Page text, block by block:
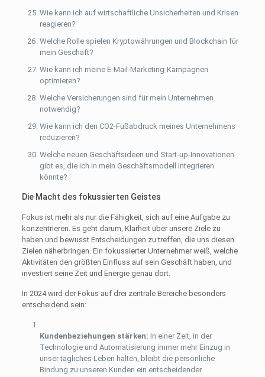
Wie kann ich auf wirtschaftliche Unsicherheiten und Krisen
reagieren?
Welche Rolle spielen Kryptowährungen und Blockchain für
mein Geschäft?
Wie kann ich meine E-Mail-Marketing-Kampagnen
optimieren?
Welche Versicherungen sind für mein Unternehmen
notwendig?
Wie kann ich den CO2-Fußabdruck meines Unternehmens
reduzieren?
Welche neuen Geschäftsideen und Start-up-Innovationen
gibt es, die ich in mein Geschäftsmodell integrieren
könnte?
Die Macht des fokussierten Geistes
Fokus ist mehr als nur die Fähigkeit, sich auf eine Aufgabe zu
konzentrieren. Es geht darum, Klarheit über unsere Ziele zu
haben und bewusst Entscheidungen zu treffen, die uns diesen
Zielen näherbringen. Ein fokussierter Unternehmer weiß, welche
Aktivitäten den größten Einfluss auf sein Geschäft haben, und
investiert seine Zeit und Energie genau dort.
In 2024 wird der Fokus auf drei zentrale Bereiche besonders
entscheidend sein:
Kundenbeziehungen stärken: In einer Zeit, in der
Technologie und Automatisierung immer mehr Einzug in
unser tägliches Leben halten, bleibt die persönliche
Bindung zu unseren Kunden ein entscheidender